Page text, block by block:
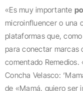
«Es muy importante
microinfluencer o una
plataformas que,
para conectar marcas
comentado
Concha Velasco:
de «Mamá, quiero ser